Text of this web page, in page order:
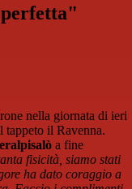
nella giornata di ieri
tappeto il Ravenna.
a fine
fisicità, siamo stati
ha dato coraggio a